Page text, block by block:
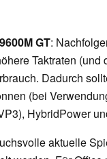
GT:
Taktraten
Dadurch
(bei
HybridPower
aktuelle